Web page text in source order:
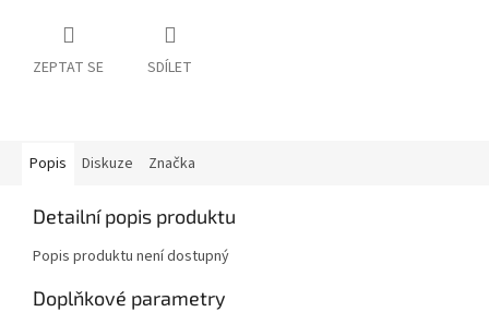
ZEPTAT SE SDÍLET
Popis Diskuze Značka
Detailní popis produktu
Popis produktu není dostupný
Doplňkové parametry